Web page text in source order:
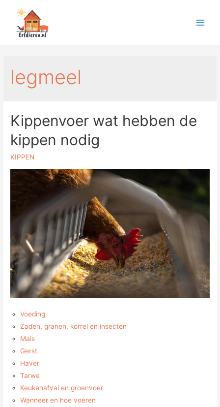
legmeel
Kippenvoer wat hebben de
kippen nodig
KIPPEN
Voeding
Zaden, granen, korrel en insecten
Mais
Gerst
Haver
Tarwe
Keukenafval en groenvoer
Wanneer en hoe voeren